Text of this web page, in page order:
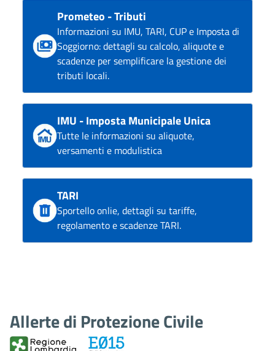
Prometeo - Tributi
Informazioni su IMU, TARI, CUP e Imposta di
Soggiorno: dettagli su calcolo, aliquote e
scadenze per semplificare la gestione dei
tributi locali.
IMU - Imposta Municipale Unica
Tutte le informazioni su aliquote,
versamenti e modulistica
TARI
Sportello onlie, dettagli su tariffe,
regolamento e scadenze TARI.
Allerte di Protezione Civile